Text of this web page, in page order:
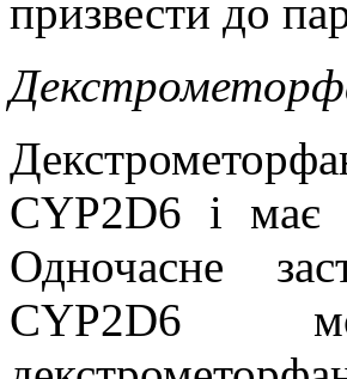
призвести до
CYP2D6 і має
Одночасне
CYP2D6